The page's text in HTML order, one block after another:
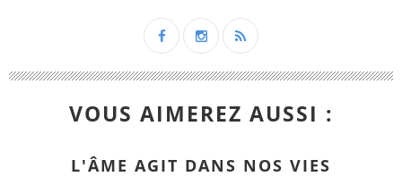
VOUS AIMEREZ AUSSI :
L'ÂME AGIT DANS NOS VIES